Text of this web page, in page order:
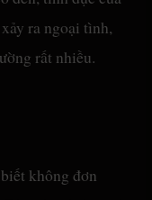
ra ngoại tình,
rất nhiều.
không đơn